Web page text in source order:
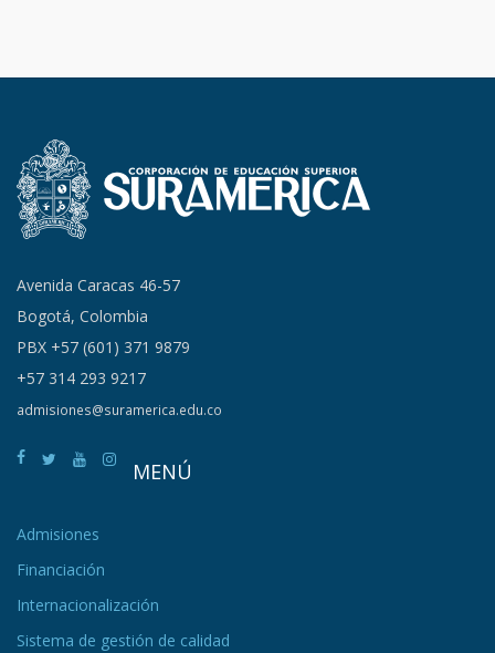
Avenida Caracas 46-57
Bogotá, Colombia
PBX +57 (601) 371 9879
+57 314 293 9217
admisiones@suramerica.edu.co
MENÚ
Admisiones
Financiación
Internacionalización
Sistema de gestión de calidad